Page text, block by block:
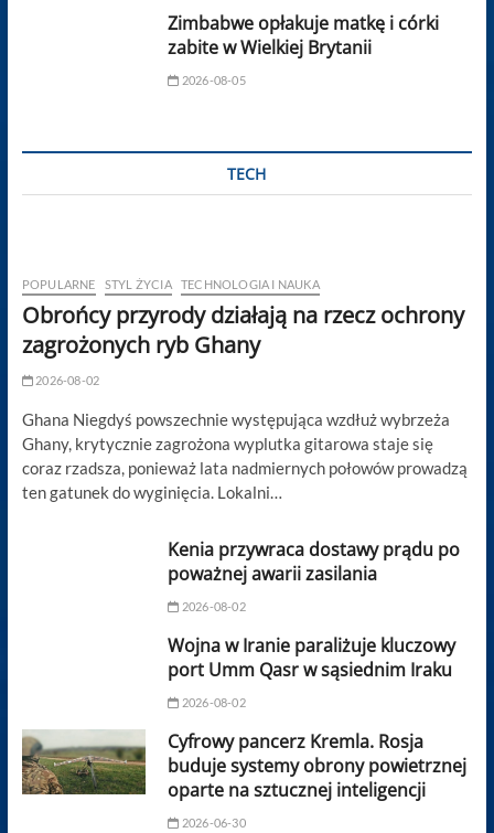
Zimbabwe opłakuje matkę i córki
zabite w Wielkiej Brytanii
2026-08-05
TECH
POPULARNE STYL ŻYCIA TECHNOLOGIA I NAUKA
Obrońcy przyrody działają na rzecz ochrony
zagrożonych ryb Ghany
2026-08-02
Ghana Niegdyś powszechnie występująca wzdłuż wybrzeża
Ghany, krytycznie zagrożona wyplutka gitarowa staje się
coraz rzadsza, ponieważ lata nadmiernych połowów prowadzą
ten gatunek do wyginięcia. Lokalni…
Kenia przywraca dostawy prądu po
poważnej awarii zasilania
2026-08-02
Wojna w Iranie paraliżuje kluczowy
port Umm Qasr w sąsiednim Iraku
2026-08-02
Cyfrowy pancerz Kremla. Rosja
buduje systemy obrony powietrznej
oparte na sztucznej inteligencji
2026-06-30